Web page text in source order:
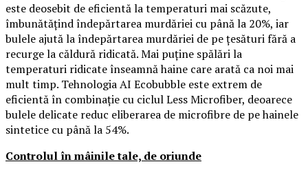
este deosebit de eficientă la temperaturi mai scăzute,
îmbunătățind îndepărtarea murdăriei cu până la 20%, iar
bulele ajută la îndepărtarea murdăriei de pe țesături fără a
recurge la căldură ridicată. Mai puține spălări la
temperaturi ridicate înseamnă haine care arată ca noi mai
mult timp. Tehnologia AI Ecobubble este extrem de
eficientă în combinație cu ciclul Less Microfiber, deoarece
bulele delicate reduc eliberarea de microfibre de pe hainele
sintetice cu până la 54%.
Controlul în mâinile tale, de oriunde